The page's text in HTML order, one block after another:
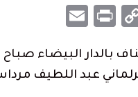
Copy
Print
البيضاء صباح
مرداس إلى غاية 30 أكتوبر